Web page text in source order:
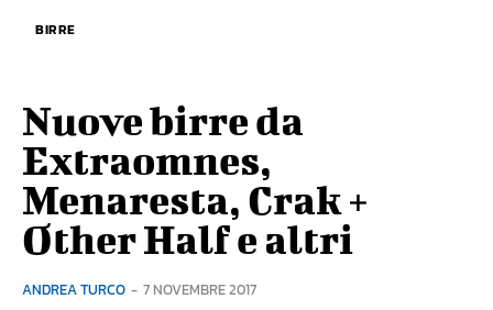
BIRRE
Nuove birre da
Extraomnes,
Menaresta, Crak +
Other Half e altri
ANDREA TURCO - 7 NOVEMBRE 2017